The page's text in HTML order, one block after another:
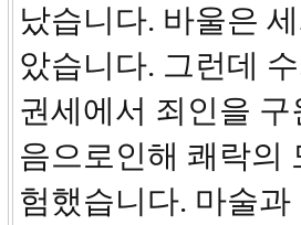
났습니다. 바울은
았습니다. 그런데
권세에서 죄인을
음으로인해 쾌락의
험했습니다. 마술